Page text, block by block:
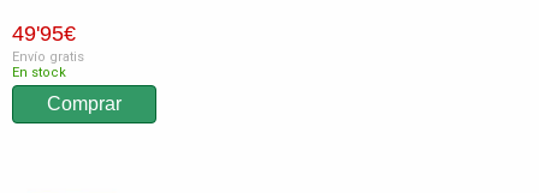
49'95€
Envío gratis
En stock